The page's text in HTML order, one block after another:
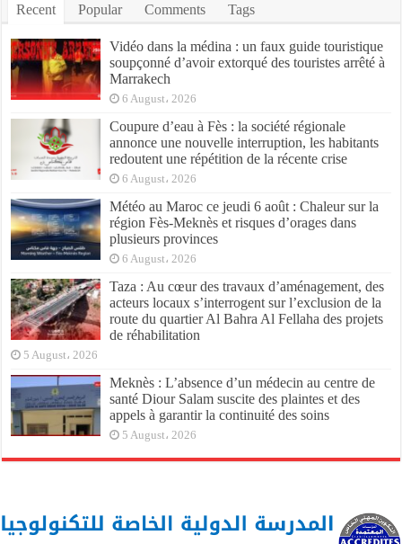
Recent Popular Comments Tags
Vidéo dans la médina : un faux guide touristique
soupçonné d’avoir extorqué des touristes arrêté à
Marrakech
6 August، 2026
Coupure d’eau à Fès : la société régionale
annonce une nouvelle interruption, les habitants
redoutent une répétition de la récente crise
6 August، 2026
Météo au Maroc ce jeudi 6 août : Chaleur sur la
région Fès-Meknès et risques d’orages dans
plusieurs provinces
6 August، 2026
Taza : Au cœur des travaux d’aménagement, des
acteurs locaux s’interrogent sur l’exclusion de la
route du quartier Al Bahra Al Fellaha des projets
de réhabilitation
5 August، 2026
Meknès : L’absence d’un médecin au centre de
santé Diour Salam suscite des plaintes et des
appels à garantir la continuité des soins
5 August، 2026